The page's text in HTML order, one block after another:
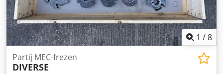
1 /8
Partij MEC-frezen
DIVERSE